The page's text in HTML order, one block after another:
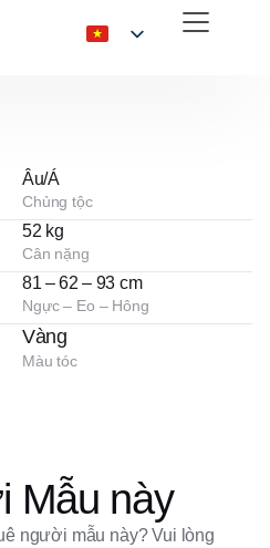
Âu/Á
Chủng tộc
52 kg
Cân nặng
81 – 62 – 93 cm
Ngực – Eo – Hông
Vàng
Màu tóc
Mẫu này
người mẫu này? Vui lòng